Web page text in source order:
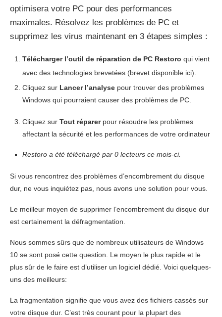
optimisera votre PC pour des performances
maximales. Résolvez les problèmes de PC et
supprimez les virus maintenant en 3 étapes simples :
Télécharger l’outil de réparation de PC Restoro qui vient
avec des technologies brevetées (brevet disponible ici).
Cliquez sur Lancer l’analyse pour trouver des problèmes
Windows qui pourraient causer des problèmes de PC.
Cliquez sur Tout réparerpour résoudre les problèmes
affectant la sécurité et les performances de votre ordinateur
Restoro a été téléchargé par 0 lecteurs ce mois-ci.
Si vous rencontrez des problèmes d’encombrement du disque
dur, ne vous inquiétez pas, nous avons une solution pour vous.
Le meilleur moyen de supprimer l’encombrement du disque dur
est certainement la défragmentation.
Nous sommes sûrs que de nombreux utilisateurs de Windows
10 se sont posé cette question. Le moyen le plus rapide et le
plus sûr de le faire est d’utiliser un logiciel dédié. Voici quelques-
uns des meilleurs:
La fragmentation signifie que vous avez des fichiers cassés sur
votre disque dur. C’est très courant pour la plupart des